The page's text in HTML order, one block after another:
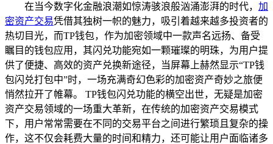
在当今数字化金融浪潮如惊涛骇浪般汹涌澎湃的时代， 加
密资产交易凭借其独树一帜的魅力，吸引着越来越多投资者的
热切目光，而TP钱包，作为加密领域中一款声名远扬、备受
瞩目的钱包应用，其闪兑功能宛如一颗璀璨的明珠，为用户提
供了便捷、高效的资产兑换新途径，当屏幕上赫然显示“TP钱
包闪兑打包中”时，一场充满奇幻色彩的加密资产奇妙之旅便
悄然拉开了帷幕。 TP钱包闪兑功能的横空出世，无疑是加密
资产交易领域的一场重大革新，在传统的加密资产交易模式
下，用户常常需要在不同的交易平台之间进行繁琐且复杂的操
作，这不仅会耗费大量的时间和精力，还可能让用户面临诸多